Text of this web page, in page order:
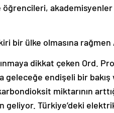
bir ülke olmasına rağmen
dikkat çeken Ord.
geleceğe endişeli bir
miktarının
geliyor. Türkiye’deki